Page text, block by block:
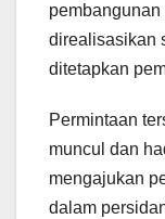
direalisasikan
ditetapkan
Permintaan
muncul dan
mengajukan
dalam